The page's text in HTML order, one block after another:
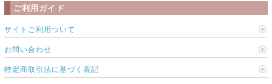
ご利用ガイド
サイトご利用ついて
お問い合わせ
特定商取引法に基づく表記